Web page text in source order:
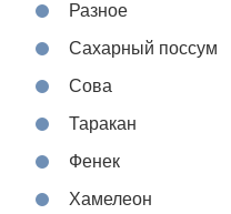
Разное
Сахарный поссум
Сова
Таракан
Фенек
Хамелеон